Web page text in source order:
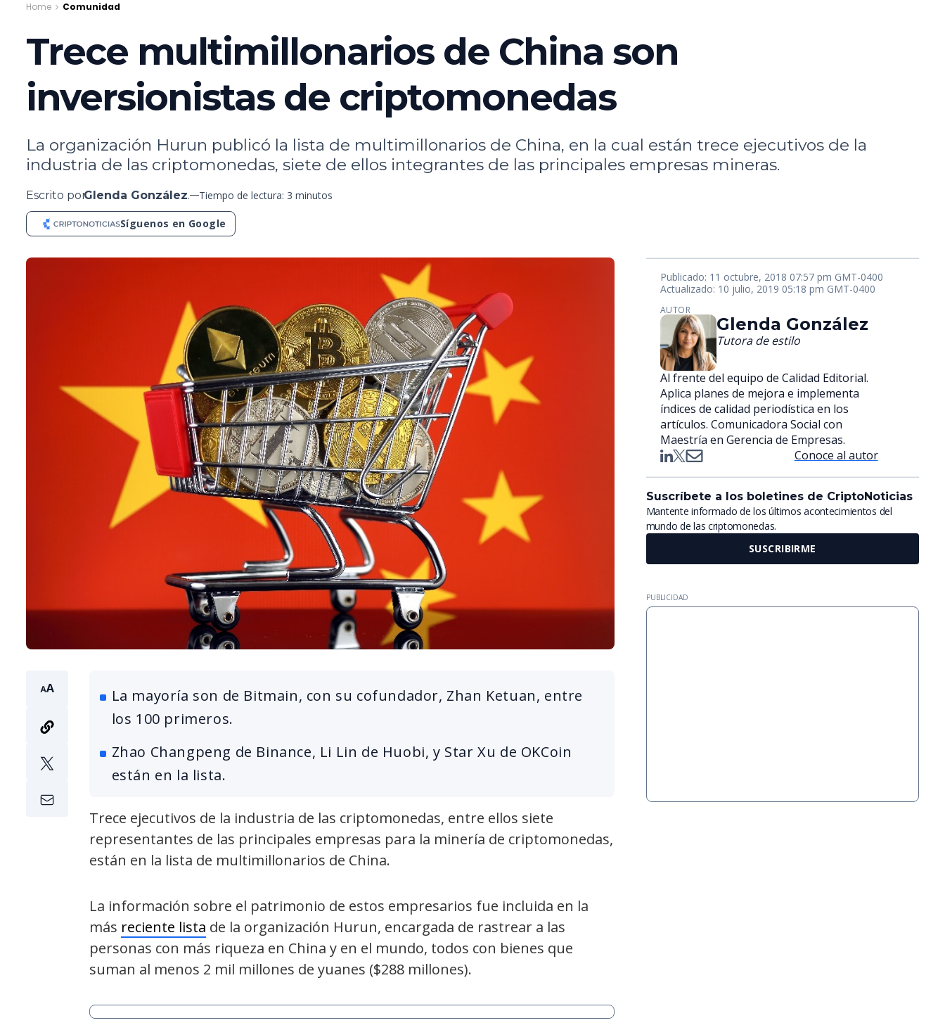
Home Comunidad
Trece multimillonarios de China son
inversionistas de criptomonedas
La organización Hurun publicó la lista de multimillonarios de China, en la cual están trece ejecutivos de la
industria de las criptomonedas, siete de ellos integrantes de las principales empresas mineras.
Escrito porGlenda González. Tiempo de lectura: 3 minutos
Síguenos en Google
La mayoría son de Bitmain, con su cofundador, Zhan Ketuan, entre
los 100 primeros.
Zhao Changpeng de Binance, Li Lin de Huobi, y Star Xu de OKCoin
están en la lista.
Trece ejecutivos de la industria de las criptomonedas, entre ellos siete
representantes de las principales empresas para la minería de criptomonedas,
están en la lista de multimillonarios de China.
La información sobre el patrimonio de estos empresarios fue incluida en la
más reciente lista de la organización Hurun, encargada de rastrear a las
personas con más riqueza en China y en el mundo, todos con bienes que
suman al menos 2 mil millones de yuanes ($288 millones).
Publicado: 11 octubre, 2018 07:57 pm GMT-0400
Actualizado: 10 julio, 2019 05:18 pm GMT-0400
AUTOR
Glenda González
Tutora de estilo
Al frente del equipo de Calidad Editorial.
Aplica planes de mejora e implementa
índices de calidad periodística en los
artículos. Comunicadora Social con
Maestría en Gerencia de Empresas.
Conoce al autor
Suscríbete a los boletines de CriptoNoticias
Mantente informado de los últimos acontecimientos del
mundo de las criptomonedas.
SUSCRIBIRME
PUBLICIDAD